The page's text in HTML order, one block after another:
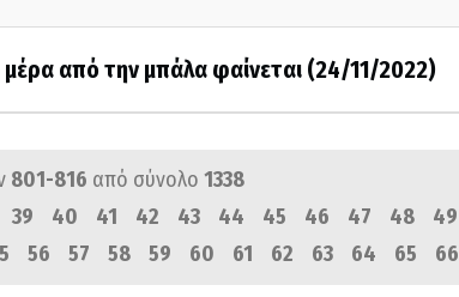
μέρα από την μπάλα φαίνεται (24/11/2022)
801-816 από σύνολο 1338
39 40 41 42 43 44 45 46 47 48 49
56 57 58 59 60 61 62 63 64 65 66